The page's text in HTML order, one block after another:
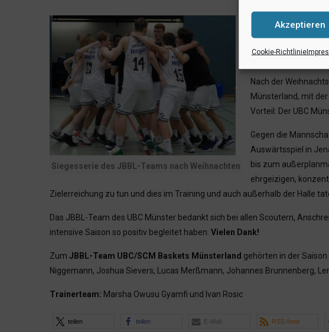
Akzeptieren
Cookie-Richtlinie
Siegesserie des JBBL-Teams nach Weihnachten
In der
erspielte sich
abermals nicht
Nach der
Münsterland, mit
Vorteil: Der UBC
Gegen die
Auswärtsspiel in
bis zum
ehrgeizigen,
Zielerreichung zu tun und dies im Training und auch außerhalb der Halle
Das JBBL-Team des UBC Münster bedankt sich bei allen Scoutern,
intensive Saison so positiv begleitet haben: Vielen Dank!
Zum JBBL-Team UBC/SCM Baskets Münsterland gehörten in der
Niggemann, Joshua Sievers, Lucas Merßmann, Johannes Brunnenberg,
Trainerteam: Marsha Owusu Gyamfi und Ivan Rosic
teilen teilen E-Mail RSS-feed